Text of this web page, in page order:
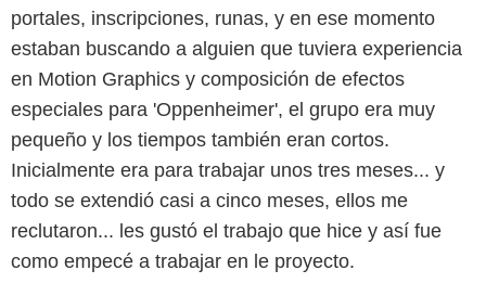
portales, inscripciones, runas, y en ese momento
estaban buscando a alguien que tuviera experiencia
en Motion Graphics y composición de efectos
especiales para 'Oppenheimer', el grupo era muy
pequeño y los tiempos también eran cortos.
Inicialmente era para trabajar unos tres meses... y
todo se extendió casi a cinco meses, ellos me
reclutaron... les gustó el trabajo que hice y así fue
como empecé a trabajar en le proyecto.